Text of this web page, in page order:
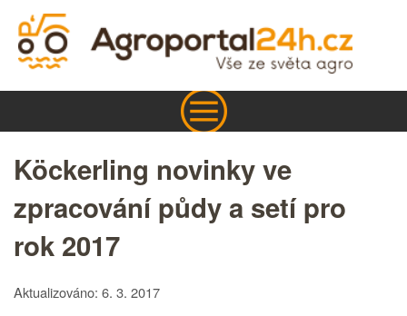
Köckerling novinky ve
zpracování půdy a setí pro
rok 2017
Aktualizováno: 6. 3. 2017